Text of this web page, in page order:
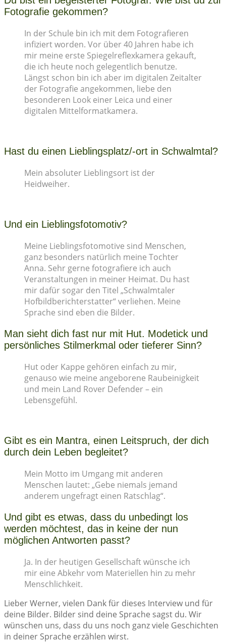
Fotografie gekommen?
In der Schule bin ich mit dem Fotografieren
infiziert worden. Vor über 40 Jahren habe ich
mir meine erste Spiegelreflexkamera gekauft,
die ich heute noch gelegentlich benutze.
Längst schon bin ich aber im digitalen Zeitalter
der Fotografie angekommen, liebe den
besonderen Look einer Leica und einer
digitalen Mittelformatkamera.
Hast du einen Lieblingsplatz/-ort in Schwalmtal?
Mein absoluter Lieblingsort ist der
Heidweiher.
Und ein Lieblingsfotomotiv?
Meine Lieblingsfotomotive sind Menschen,
ganz besonders natürlich meine Tochter
Anna. Sehr gerne fotografiere ich auch
Veranstaltungen in meiner Heimat. Du hast
mir dafür sogar den Titel „Schwalmtaler
Hofbildberichterstatter“ verliehen. Meine
Sprache sind eben die Bilder.
Man sieht dich fast nur mit Hut. Modetick und
persönliches Stilmerkmal oder tieferer Sinn?
Hut oder Kappe gehören einfach zu mir,
genauso wie meine angeborene Raubeinigkeit
und mein Land Rover Defender – ein
Lebensgefühl.
Gibt es ein Mantra, einen Leitspruch, der dich
durch dein Leben begleitet?
Mein Motto im Umgang mit anderen
Menschen lautet: „Gebe niemals jemand
anderem ungefragt einen Ratschlag“.
Und gibt es etwas, dass du unbedingt los
werden möchtest, das in keine der nun
möglichen Antworten passt?
Ja. In der heutigen Gesellschaft wünsche ich
mir eine Abkehr vom Materiellen hin zu mehr
Menschlichkeit.
Lieber Werner, vielen Dank für dieses Interview und für
deine Bilder. Bilder sind deine Sprache sagst du. Wir
wünschen uns, dass du uns noch ganz viele Geschichten
in deiner Sprache erzählen wirst.